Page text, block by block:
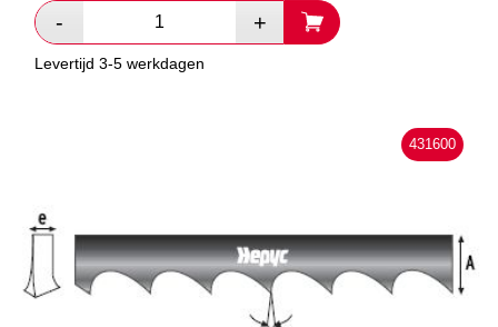
Levertijd 3-5 werkdagen
431600